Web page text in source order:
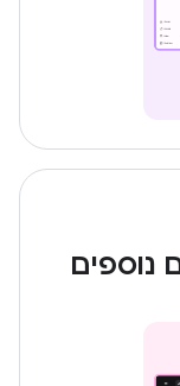
נוספים